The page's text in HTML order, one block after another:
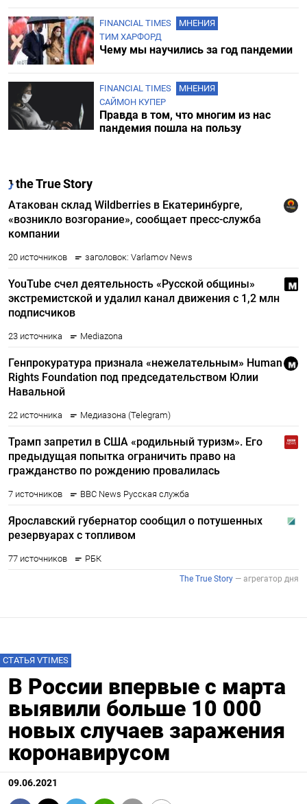
FINANCIAL TIMES
МНЕНИЯ
ТИМ ХАРФОРД
Чему мы научились за год пандемии
FINANCIAL TIMES
МНЕНИЯ
САЙМОН КУПЕР
Правда в том, что многим из нас
пандемия пошла на пользу
СТАТЬЯ VTIMES
В России впервые с марта
выявили больше 10 000
новых случаев заражения
коронавирусом
09.06.2021